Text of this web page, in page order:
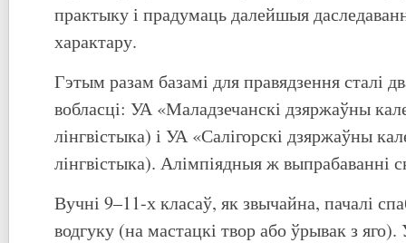
практыку і прадумаць далейшыя
характару.
Гэтым разам базамі для правядзення сталі
вобласці: УА «Маладзечанскі дзяржаўны
лінгвістыка) і УА «Салігорскі дзяржаўны
лінгвістыка). Алімпіядныя ж выпрабаванні
Вучні 9–11-х класаў, як звычайна, пачалі
водгуку (на мастацкі твор або ўрывак з